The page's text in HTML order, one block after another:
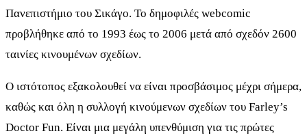
Πανεπιστήμιο του Σικάγο. Το δημοφιλές webcomic
προβλήθηκε από το 1993 έως το 2006 μετά από σχεδόν 2600
ταινίες κινουμένων σχεδίων.
Ο ιστότοπος εξακολουθεί να είναι προσβάσιμος μέχρι σήμερα,
καθώς και όλη η συλλογή κινούμενων σχεδίων του Farley’s
Doctor Fun. Είναι μια μεγάλη υπενθύμιση για τις πρώτες